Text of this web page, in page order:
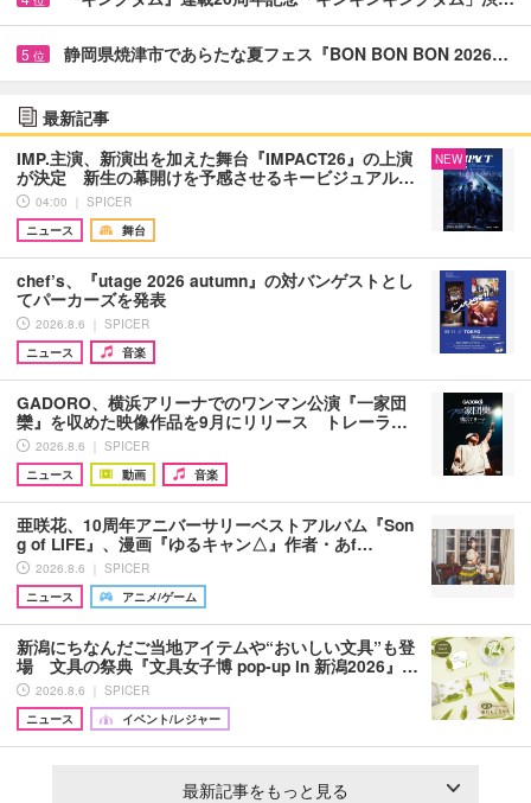
5 位 静岡県焼津市であらたな夏フェス『BON BON BON 2026…
最新記事
IMP.主演、新演出を加えた舞台『IMPACT26』の上演
が決定 新生の幕開けを予感させるキービジュアル…
04:00 ｜ SPICER
ニュース
舞台
NEW
chef’s、『utage 2026 autumn』の対バンゲストとし
てパーカーズを発表
2026.8.6 ｜ SPICER
ニュース
音楽
GADORO、横浜アリーナでのワンマン公演『一家団
欒』を収めた映像作品を9月にリリース トレーラ…
2026.8.6 ｜ SPICER
ニュース
動画 音楽
亜咲花、10周年アニバーサリーベストアルバム『Son
g of LIFE』、漫画『ゆるキャン△』作者・あf…
2026.8.6 ｜ SPICER
ニュース
アニメ/ゲーム
新潟にちなんだご当地アイテムや“おいしい文具”も登
場 文具の祭典『文具女子博 pop-up in 新潟2026』…
2026.8.6 ｜ SPICER
ニュース
イベント/レジャー
最新記事をもっと見る